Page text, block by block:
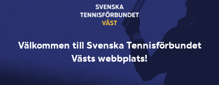
Välkommen till Svenska Tennisförbundet
Västs webbplats!